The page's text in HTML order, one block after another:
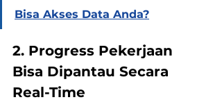
Bisa Akses Data Anda?
2. Progress Pekerjaan
Bisa Dipantau Secara
Real-Time